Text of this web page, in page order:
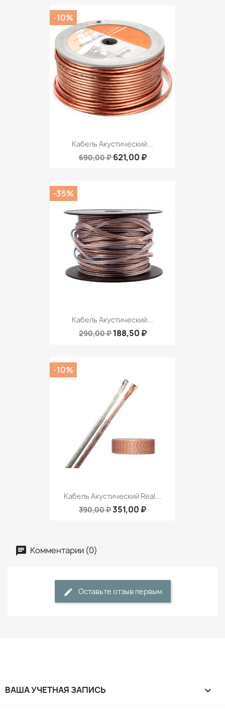
Кабель Акустический...
690,00 ₽ 621,00 ₽
-10%
Кабель Акустический...
290,00 ₽ 188,50 ₽
-35%
Кабель Акустический Real...
390,00 ₽351,00 ₽
-10%
Комментарии (0)
Оставьте отзыв первым
ВАША УЧЕТНАЯ ЗАПИСЬ 